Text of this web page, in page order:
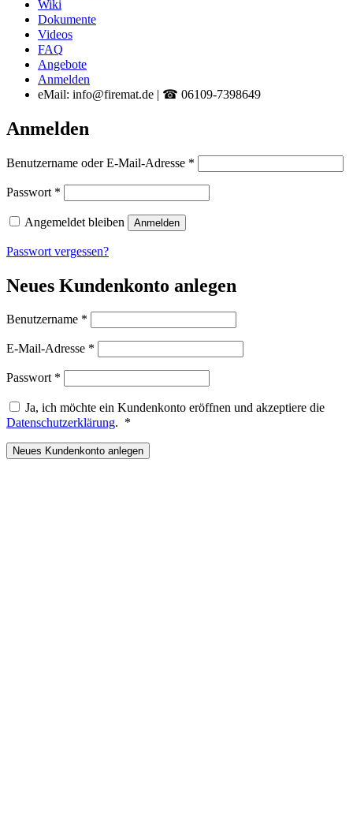
Wiki
Dokumente
Videos
FAQ
Angebote
Anmelden
eMail: info@firemat.de | ☎ 06109-7398649
Anmelden
Benutzername oder E-Mail-Adresse *
Passwort *
Angemeldet bleiben Anmelden
Passwort vergessen?
Neues Kundenkonto anlegen
Benutzername *
E-Mail-Adresse *
Passwort *
Ja, ich möchte ein Kundenkonto eröffnen und akzeptiere die
Datenschutzerklärung. *
Neues Kundenkonto anlegen